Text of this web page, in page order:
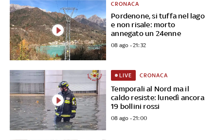
Pordenone, si tuffa nel lago
e non risale: morto
annegato un 24enne
CRONACA
08 ago - 21:32
Temporali al Nord ma il
caldo resiste: lunedì ancora
19 bollini rossi
LIVE CRONACA
08 ago - 21:00